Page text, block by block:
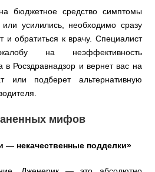
бюджетное средство симптомы
или усилились, необходимо сразу
и обратиться к врачу. Специалист
на неэффективность
в Росздравнадзор и вернет вас на
или подберет альтернативную
мифов
— некачественные подделки»